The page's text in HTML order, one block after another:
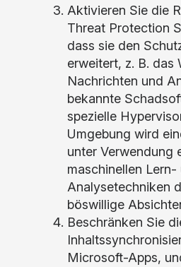
Aktivieren Sie die
Threat Protection
dass sie den
erweitert, z. B. das
Nachrichten und
bekannte
spezielle
Umgebung wird
unter Verwendung
maschinellen Lern-
Analysetechniken
böswillige
Beschränken Sie
Microsoft-Apps,